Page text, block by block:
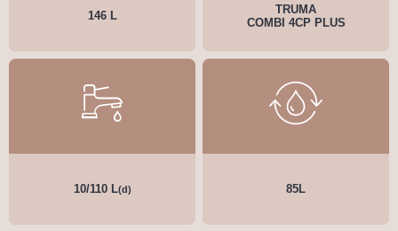
146 L
TRUMA
COMBI 4CP PLUS
10/110 L(d) 85L